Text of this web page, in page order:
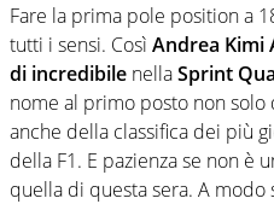
Fare la prima pole position a
tutti i sensi. Così Andrea Kimi
di incredibile nellaSprint
nome al primo posto non
anche della classifica dei più
della F1. E pazienza se non è
quella di questa sera. A